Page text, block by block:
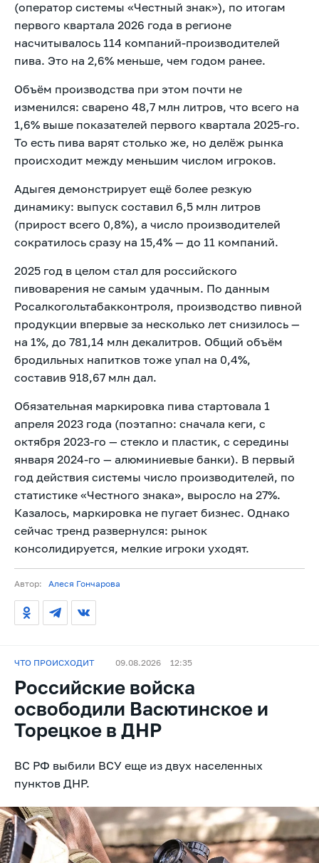
(оператор системы «Честный знак»), по итогам
первого квартала 2026 года в регионе
насчитывалось 114 компаний-производителей
пива. Это на 2,6% меньше, чем годом ранее.
Объём производства при этом почти не
изменился: сварено 48,7 млн литров, что всего на
1,6% выше показателей первого квартала 2025-го.
То есть пива варят столько же, но делёж рынка
происходит между меньшим числом игроков.
Адыгея демонстрирует ещё более резкую
динамику: выпуск составил 6,5 млн литров
(прирост всего 0,8%), а число производителей
сократилось сразу на 15,4% — до 11 компаний.
2025 год в целом стал для российского
пивоварения не самым удачным. По данным
Росалкогольтабакконтроля, производство пивной
продукции впервые за несколько лет снизилось —
на 1%, до 781,14 млн декалитров. Общий объём
бродильных напитков тоже упал на 0,4%,
составив 918,67 млн дал.
Обязательная маркировка пива стартовала 1
апреля 2023 года (поэтапно: сначала кеги, с
октября 2023-го — стекло и пластик, с середины
января 2024-го — алюминиевые банки). В первый
год действия системы число производителей, по
статистике «Честного знака», выросло на 27%.
Казалось, маркировка не пугает бизнес. Однако
сейчас тренд развернулся: рынок
консолидируется, мелкие игроки уходят.
Автор: Алеся Гончарова
ЧТО ПРОИСХОДИТ 09.08.2026 12:35
Российские войска
освободили Васютинское и
Торецкое в ДНР
ВС РФ выбили ВСУ еще из двух населенных
пунктов ДНР.